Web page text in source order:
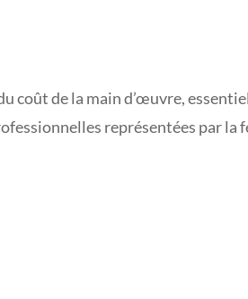
coût de la main d’œuvre,
représentées par